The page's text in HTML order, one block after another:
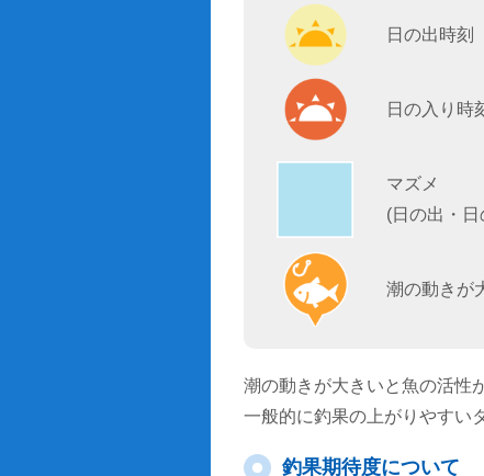
日の出時刻
日の入り時
マズメ
(日の出・
潮の動きが
潮の動きが大きいと魚の活性
一般的に釣果の上がりやすい
釣果期待度について